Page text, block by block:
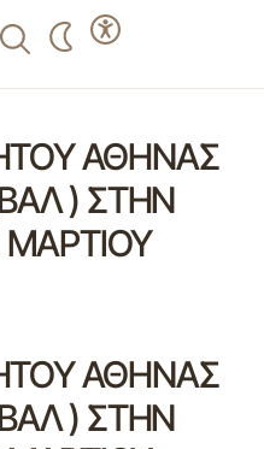
ΑΘΗΝΑΣ
) ΣΤΗΝ
ΑΘΗΝΑΣ
) ΣΤΗΝ